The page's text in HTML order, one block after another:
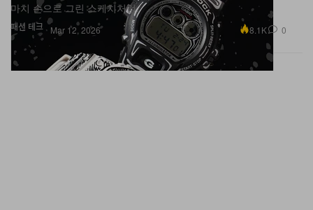
패션 테크
마치 손으로 그린 스케치처럼.
Mar 12, 2026 8.1K 0